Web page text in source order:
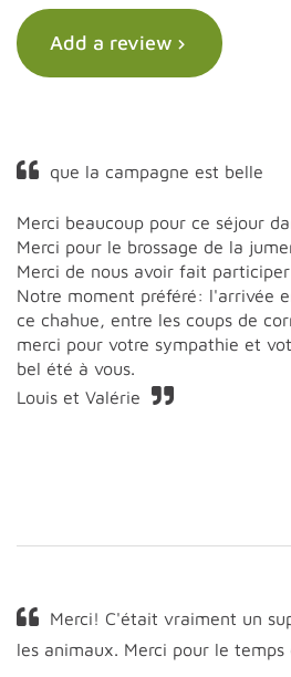
Add a review
que la campagne est belle
Merci beaucoup pour ce séjour
Merci pour le brossage de la
Merci de nous avoir fait
Notre moment préféré: l'arrivée
ce chahue, entre les coups de
merci pour votre sympathie et
bel été à vous.
Louis et Valérie
Merci! C'était vraiment un
les animaux. Merci pour le